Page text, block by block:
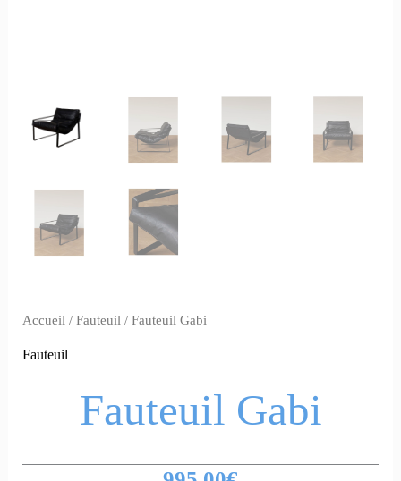
Accueil /Fauteuil / Fauteuil Gabi
Fauteuil
Fauteuil Gabi